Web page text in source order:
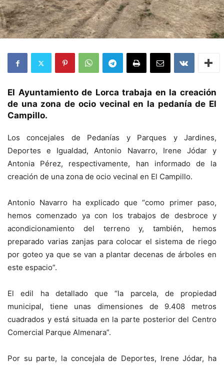
El Ayuntamiento de Lorca trabaja en la creación
de una zona de ocio vecinal en la pedanía de El
Campillo.
Los concejales de Pedanías y Parques y Jardines,
Deportes e Igualdad, Antonio Navarro, Irene Jódar y
Antonia Pérez, respectivamente, han informado de la
creación de una zona de ocio vecinal en El Campillo.
Antonio Navarro ha explicado que “como primer paso,
hemos comenzado ya con los trabajos de desbroce y
acondicionamiento del terreno y, también, hemos
preparado varias zanjas para colocar el sistema de riego
por goteo ya que se van a plantar decenas de árboles en
este espacio”.
El edil ha detallado que “la parcela, de propiedad
municipal, tiene unas dimensiones de 9.408 metros
cuadrados y está situada en la parte posterior del Centro
Comercial Parque Almenara”.
Por su parte, la concejala de Deportes, Irene Jódar, ha